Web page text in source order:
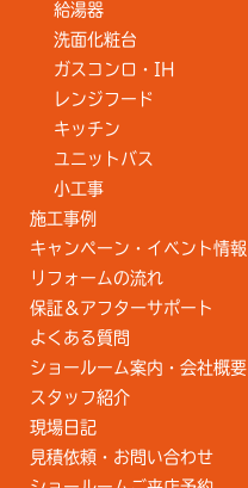
給湯器
洗面化粧台
ガスコンロ・IH
レンジフード
キッチン
ユニットバス
小工事
施工事例
キャンペーン・イベント情報
リフォームの流れ
保証＆アフターサポート
よくある質問
ショールーム案内・会社概要
スタッフ紹介
現場日記
見積依頼・お問い合わせ